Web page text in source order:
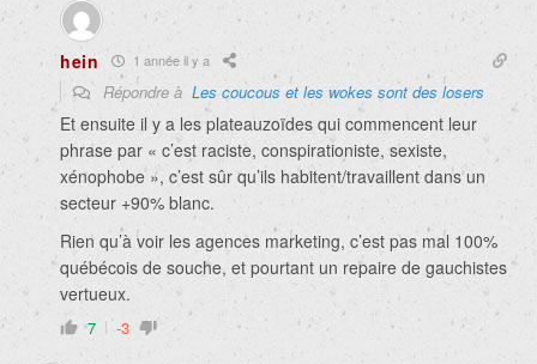
hein 1 année il y a
Répondre à Les coucous et les wokes sont des losers
Et ensuite il y a les plateauzoïdes qui commencent leur
phrase par « c’est raciste, conspirationiste, sexiste,
xénophobe », c’est sûr qu’ils habitent/travaillent dans un
secteur +90% blanc.
Rien qu’à voir les agences marketing, c’est pas mal 100%
québécois de souche, et pourtant un repaire de gauchistes
vertueux.
7 -3